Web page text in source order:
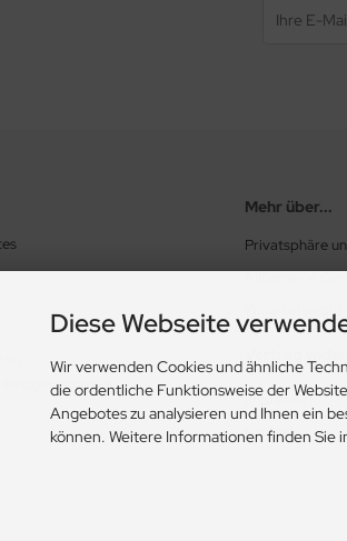
Mehr über...
Privatsphäre
Allgemeine
Widerrufsrecht
Impressum
Kontakt
Diese Webseite
Wir verwenden Cookies und ähnliche
die ordentliche Funktionsweise der
Angebotes zu analysieren und Ihnen ein
können. Weitere Informationen finden Sie